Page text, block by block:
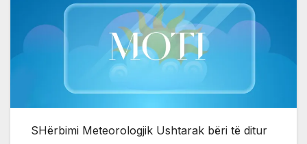
SHërbimi Meteorologjik Ushtarak bëri të ditur